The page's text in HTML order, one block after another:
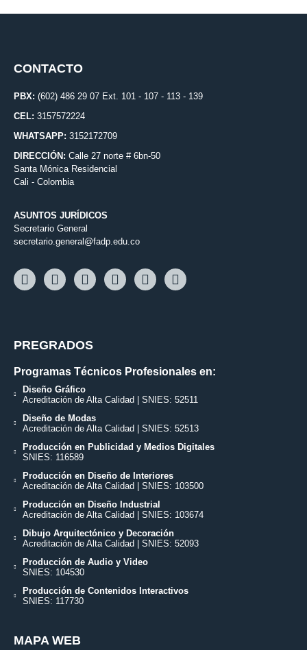
CONTACTO
PBX: (602) 486 29 07 Ext. 101 - 107 - 113 - 139
CEL: 3157572224
WHATSAPP: 3152172709
DIRECCIÓN: Calle 27 norte # 6bn-50
Santa Mónica Residencial
Cali - Colombia
ASUNTOS JURÍDICOS
Secretario General
secretario.general@fadp.edu.co
PREGRADOS
Programas Técnicos Profesionales en:
Diseño Gráfico
Acreditación de Alta Calidad | SNIES: 52511
Diseño de Modas
Acreditación de Alta Calidad | SNIES: 52513
Producción en Publicidad y Medios Digitales
SNIES: 116589
Producción en Diseño de Interiores
Acreditación de Alta Calidad | SNIES: 103500
Producción en Diseño Industrial
Acreditación de Alta Calidad | SNIES: 103674
Dibujo Arquitectónico y Decoración
Acreditación de Alta Calidad | SNIES: 52093
Producción de Audio y Video
SNIES: 104530
Producción de Contenidos Interactivos
SNIES: 117730
MAPA WEB